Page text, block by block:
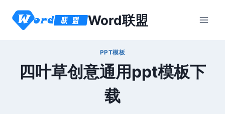
Word联盟
PPT模板
四叶草创意通用ppt模板下
载